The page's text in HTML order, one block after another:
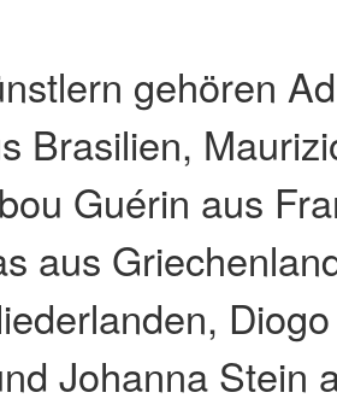
gehören
Brasilien,
Guérin aus
aus
Johanna Stein